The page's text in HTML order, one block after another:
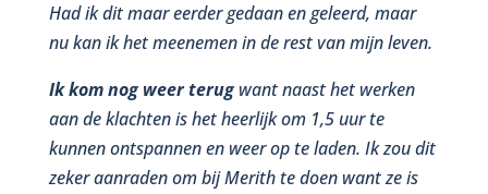
Had ik dit maar eerder gedaan en geleerd, maar
nu kan ik het meenemen in de rest van mijn leven.
Ik kom nog weer terugwant naast het werken
aan de klachten is het heerlijk om 1,5 uur te
kunnen ontspannen en weer op te laden. Ik zou dit
zeker aanraden om bij Merith te doen want ze is